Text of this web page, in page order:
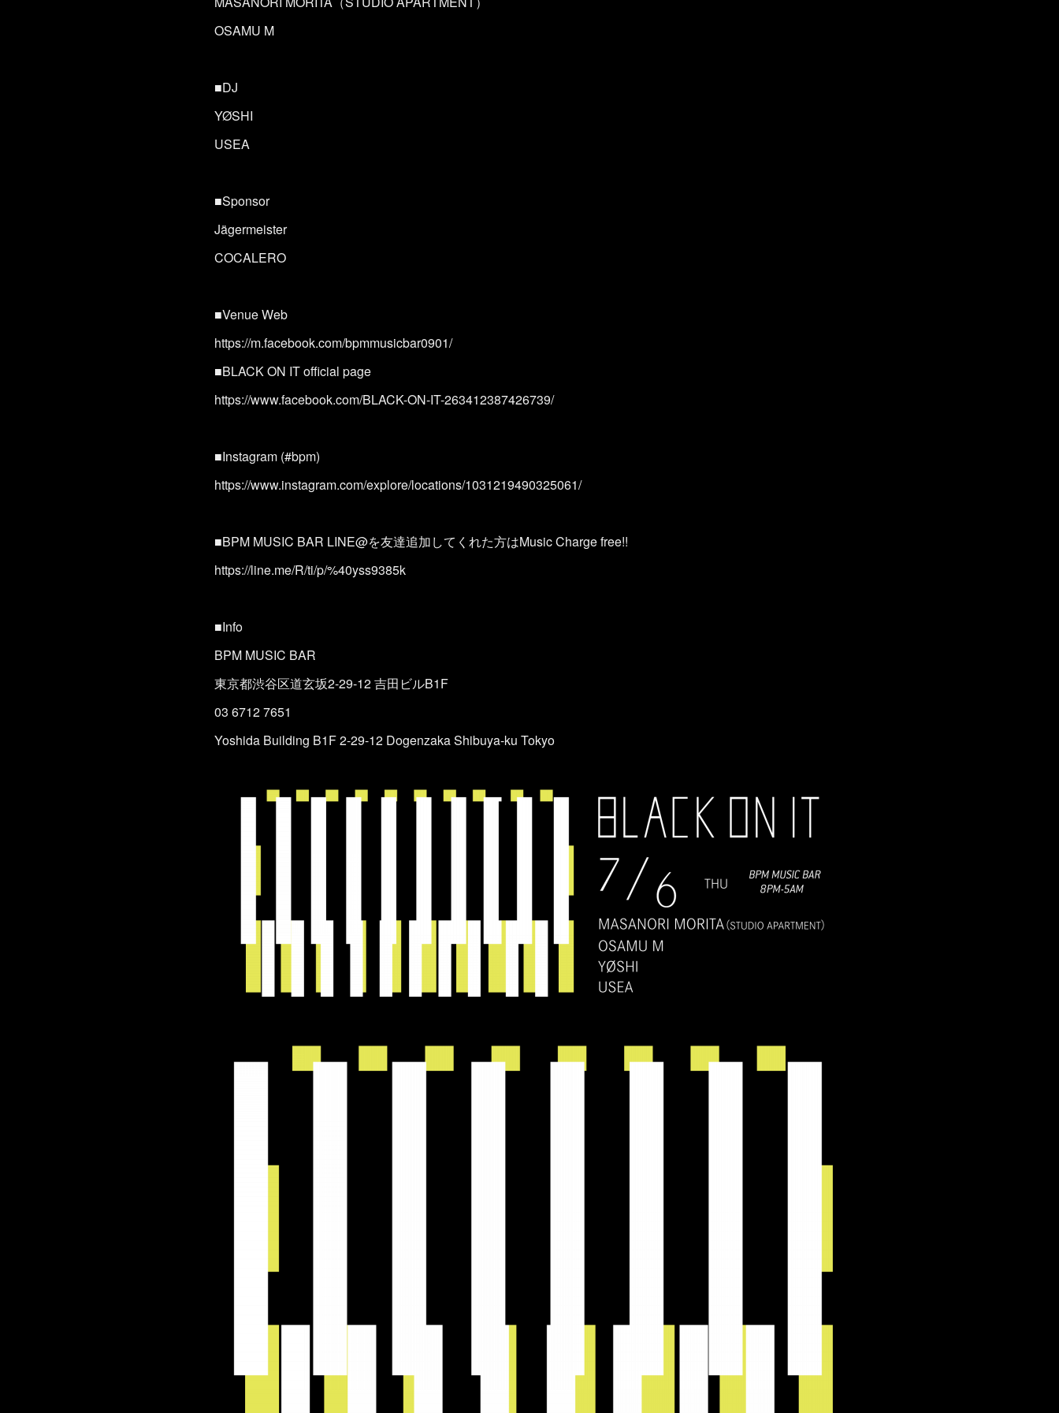
OSAMU M
■DJ
YØSHI
USEA
■Sponsor
Jägermeister
COCALERO
■Venue Web
https://m.facebook.com/bpmmusicbar0901/
■BLACK ON IT official page
https://www.facebook.com/BLACK-ON-IT-263412387426739/
■Instagram (#bpm)
https://www.instagram.com/explore/locations/1031219490325061/
■BPM MUSIC BAR LINE@を友達追加してくれた方はMusic Charge free!!
https://line.me/R/ti/p/%40yss9385k
■Info
BPM MUSIC BAR
東京都渋谷区道玄坂2-29-12 吉田ビルB1F
03 6712 7651
Yoshida Building B1F 2-29-12 Dogenzaka Shibuya-ku Tokyo